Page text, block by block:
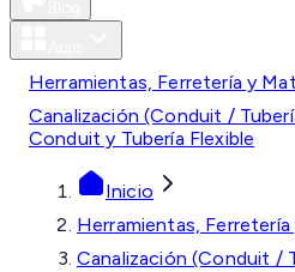
Herramientas, Ferretería y
Canalización (Conduit /
Conduit y Tubería Flexible
Inicio
Herramientas,
Canalización (Conduit /